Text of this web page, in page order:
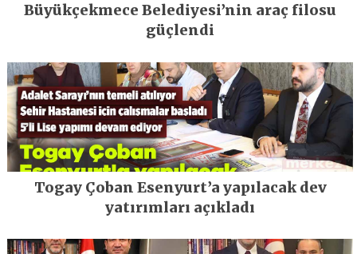
Büyükçekmece Belediyesi’nin araç filosu
güçlendi
Togay Çoban Esenyurt’a yapılacak dev
yatırımları açıkladı